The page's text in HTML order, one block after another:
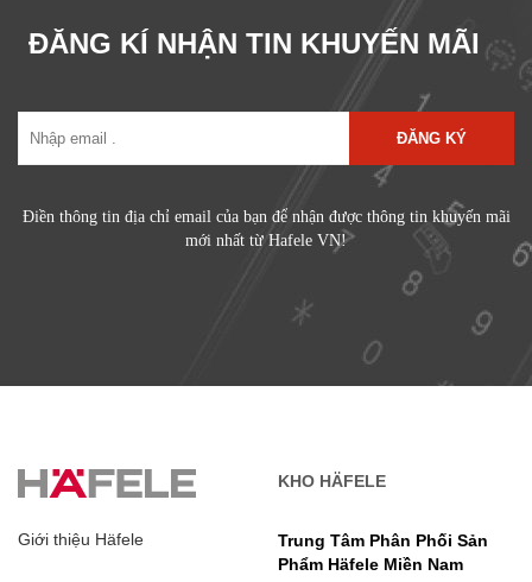
ĐĂNG KÍ NHẬN TIN KHUYẾN MÃI
ĐĂNG KÝ
Điền thông tin địa chỉ email của bạn để nhận được thông tin khuyến mãi
mới nhất từ Hafele VN!
Giới thiệu Häfele
KHO HÄFELE
Trung Tâm Phân Phối Sản
Phẩm Häfele Miền Nam